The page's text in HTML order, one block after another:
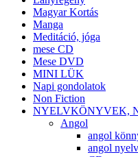
Magyar Kortás
Manga
Meditáció, jóga
mese CD
Mese DVD
MINI LÜK
Napi gondolatok
Non Fiction
NYELVKÖNYVEK,
Angol
angol
angol